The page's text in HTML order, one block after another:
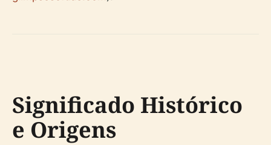
Significado Histórico
e Origens